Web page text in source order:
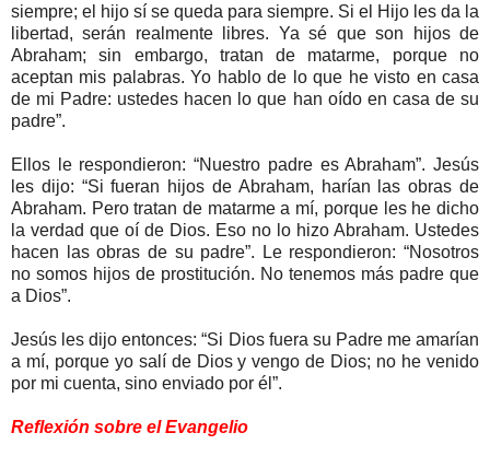
siempre; el hijo sí se queda para siempre. Si el Hijo les da la
libertad, serán realmente libres. Ya sé que son hijos de
Abraham; sin embargo, tratan de matarme, porque no
aceptan mis palabras. Yo hablo de lo que he visto en casa
de mi Padre: ustedes hacen lo que han oído en casa de su
padre”.
Ellos le respondieron: “Nuestro padre es Abraham”. Jesús
les dijo: “Si fueran hijos de Abraham, harían las obras de
Abraham. Pero tratan de matarme a mí, porque les he dicho
la verdad que oí de Dios. Eso no lo hizo Abraham. Ustedes
hacen las obras de su padre”. Le respondieron: “Nosotros
no somos hijos de prostitución. No tenemos más padre que
a Dios”.
Jesús les dijo entonces: “Si Dios fuera su Padre me amarían
a mí, porque yo salí de Dios y vengo de Dios; no he venido
por mi cuenta, sino enviado por él”.
Reflexión sobre el Evangelio